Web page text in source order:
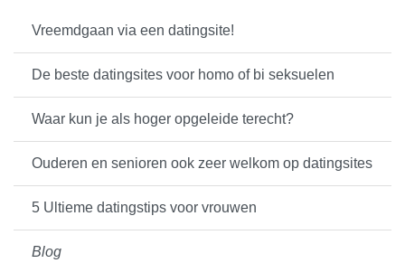
Vreemdgaan via een datingsite!
De beste datingsites voor homo of bi seksuelen
Waar kun je als hoger opgeleide terecht?
Ouderen en senioren ook zeer welkom op datingsites
5 Ultieme datingstips voor vrouwen
Blog